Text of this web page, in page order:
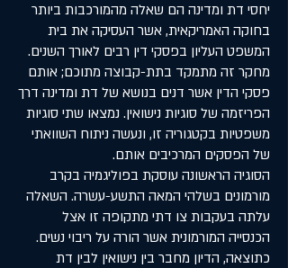
יחסי דת ומדינה הם שאלה מהמורכבות ביותר
בחוקה האמריקאית, אשר העסיקה את בית
המשפט העליון בפסקי דין רבים לאורך השנים.
מחקר זה מתמקד בתת-קבוצה מתוכם; אותם
פסקי הדין אשר דנים בנושא של דת ומדינה דרך
הפריזמה של סוגיות נישואין. נמצאו שתי סוגיות
משפטיות בקטגוריה זו, ונעשה ניתוח השוואתי
של הפסקים המרכיבים אותם.
הסוגיה הראשונה עוסקת בפוליגמיה בקרב
מורמונים בשלהי המאה התשע-עשרה. השאלה
עלתה בעקבות צו דתי מתקופה זו אצל
הכנסייה המורמונית אשר הורה על ריבוי נשים.
כתוצאה, הדיון מחבר בין נישואין לבין דת